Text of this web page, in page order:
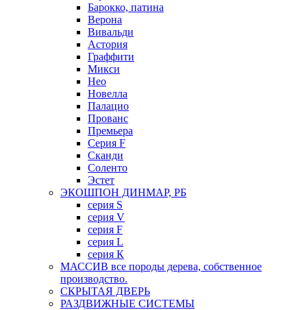
Барокко, патина
Верона
Вивальди
Астория
Граффити
Микси
Нео
Новелла
Палацио
Прованс
Премьера
Серия F
Сканди
Соленто
Эстет
ЭКОШПОН ДИНМАР, РБ
серия S
серия V
серия F
серия L
серия К
МАССИВ все породы дерева, собственное
производство.
СКРЫТАЯ ДВЕРЬ
РАЗДВИЖНЫЕ СИСТЕМЫ